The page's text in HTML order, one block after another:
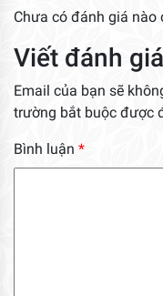
Chưa có đánh giá nào
Viết đánh
Email của bạn sẽ
trường bắt buộc được
Bình luận *